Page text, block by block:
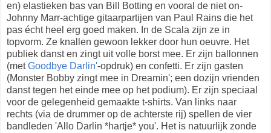
en) elastieken bas van Bill Botting en vooral de niet on-
Johnny Marr-achtige gitaarpartijen van Paul Rains die het
pas écht heel erg goed maken. In de Scala zijn ze in
topvorm. Ze knallen gewoon lekker door hun oeuvre. Het
publiek danst en zingt uit volle borst mee. Er zijn ballonnen
(metGoodbye Darlin'-opdruk) en confetti. Er zijn gasten
(Monster Bobby zingt mee in Dreamin'; een dozijn vrienden
danst tegen het einde mee op het podium). Er zijn speciaal
voor de gelegenheid gemaakte t-shirts. Van links naar
rechts (via de drummer op de achterste rij) spellen de vier
bandleden 'Allo Darlin *hartje* you'. Het is natuurlijk zonde